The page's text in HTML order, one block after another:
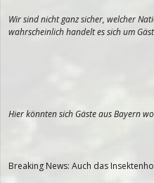
Wir sind nicht ganz sicher, welcher
wahrscheinlich handelt es sich um
Hier könnten sich Gäste aus Bayern
Breaking News: Auch das